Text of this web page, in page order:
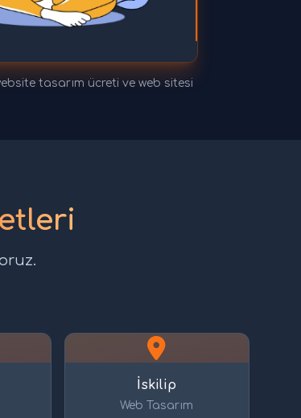
tasarım ücreti ve web sitesi
İskilip
Web Tasarım